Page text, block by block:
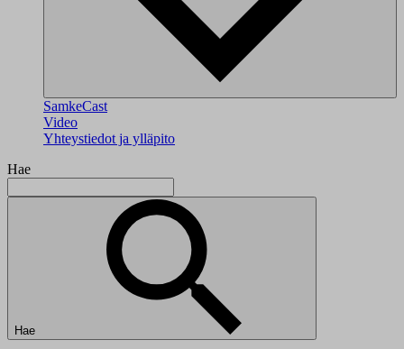
SamkeCast
Video
Yhteystiedot ja ylläpito
Hae
Hae